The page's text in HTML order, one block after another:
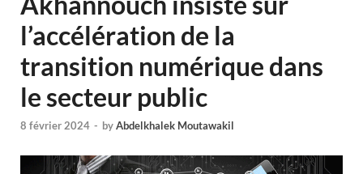
l’accélération de la
transition numérique dans
le secteur public
8 février 2024 - byAbdelkhalek Moutawakil